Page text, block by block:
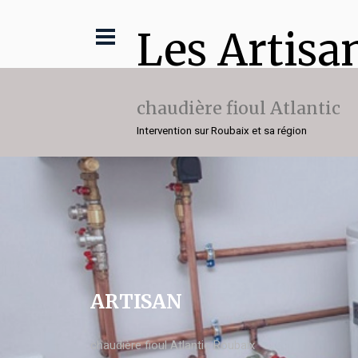
Les
chaudière fioul Atlantic
Intervention sur Roubaix et sa région
ARTISAN
chaudière fioul Atlantic Roubaix